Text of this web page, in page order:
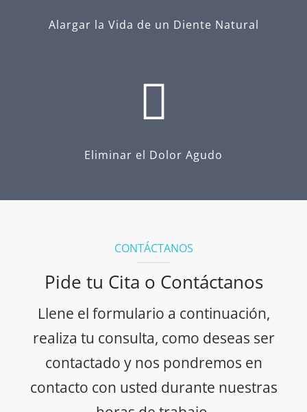
Alargar la Vida de un Diente Natural
Eliminar el Dolor Agudo
CONTÁCTANOS
Pide tu Cita o Contáctanos
Llene el formulario a continuación,
realiza tu consulta, como deseas ser
contactado y nos pondremos en
contacto con usted durante nuestras